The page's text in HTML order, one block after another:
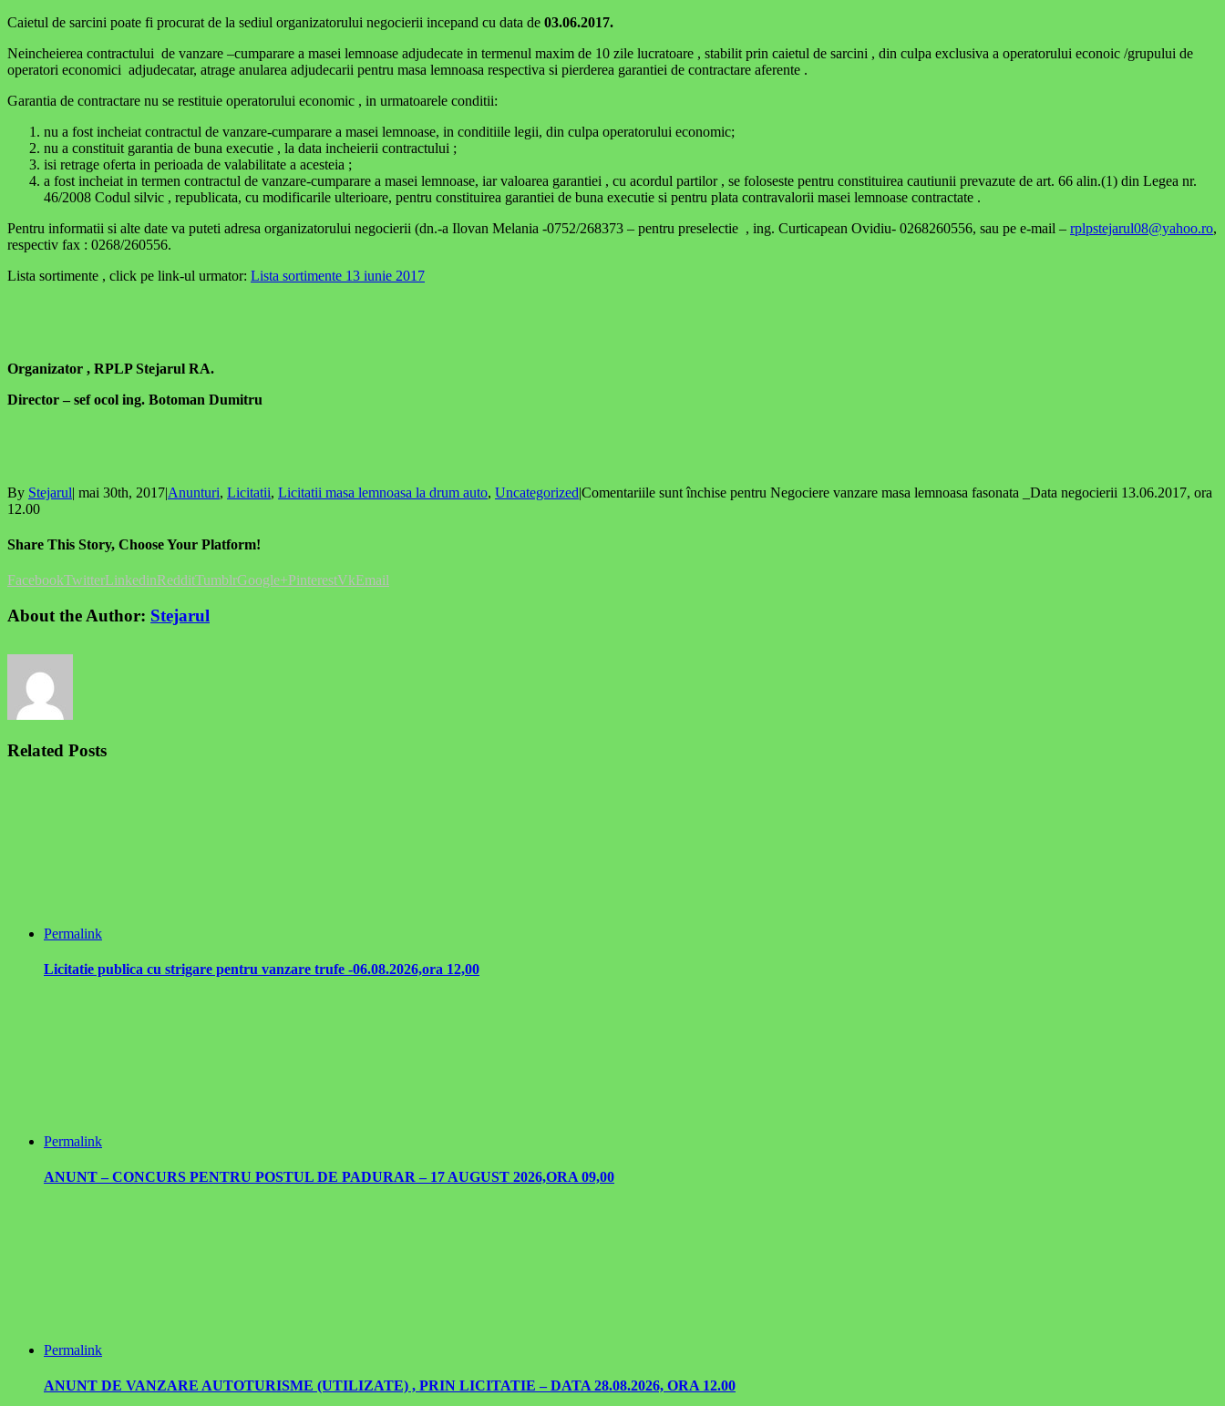
Caietul de sarcini poate fi procurat de la sediul organizatorului negocierii incepand cu data de 03.06.2017.
Neincheierea contractului de vanzare –cumparare a masei lemnoase adjudecate in termenul maxim de 10 zile lucratoare , stabilit prin caietul de sarcini , din culpa exclusiva a operatorului econoic /grupului de
operatori economici adjudecatar, atrage anularea adjudecarii pentru masa lemnoasa respectiva si pierderea garantiei de contractare aferente .
Garantia de contractare nu se restituie operatorului economic , in urmatoarele conditii:
nu a fost incheiat contractul de vanzare-cumparare a masei lemnoase, in conditiile legii, din culpa operatorului economic;
nu a constituit garantia de buna executie , la data incheierii contractului ;
isi retrage oferta in perioada de valabilitate a acesteia ;
a fost incheiat in termen contractul de vanzare-cumparare a masei lemnoase, iar valoarea garantiei , cu acordul partilor , se foloseste pentru constituirea cautiunii prevazute de art. 66 alin.(1) din Legea nr.
46/2008 Codul silvic , republicata, cu modificarile ulterioare, pentru constituirea garantiei de buna executie si pentru plata contravalorii masei lemnoase contractate .
Pentru informatii si alte date va puteti adresa organizatorului negocierii (dn.-a Ilovan Melania -0752/268373 – pentru preselectie , ing. Curticapean Ovidiu- 0268260556, sau pe e-mail – rplpstejarul08@yahoo.ro,
respectiv fax : 0268/260556.
Lista sortimente , click pe link-ul urmator: Lista sortimente 13 iunie 2017
Organizator , RPLP Stejarul RA.
Director – sef ocol ing. Botoman Dumitru
By Stejarul| mai 30th, 2017|Anunturi, Licitatii, Licitatii masa lemnoasa la drum auto, Uncategorized|Comentariile sunt închise pentru Negociere vanzare masa lemnoasa fasonata _Data negocierii 13.06.2017, ora
12.00
Share This Story, Choose Your Platform!
FacebookTwitterLinkedinRedditTumblrGoogle+PinterestVkEmail
About the Author: Stejarul
Related Posts
Permalink
Licitatie publica cu strigare pentru vanzare trufe -06.08.2026,ora 12,00
Permalink
ANUNT – CONCURS PENTRU POSTUL DE PADURAR – 17 AUGUST 2026,ORA 09,00
Permalink
ANUNT DE VANZARE AUTOTURISME (UTILIZATE) , PRIN LICITATIE – DATA 28.08.2026, ORA 12.00